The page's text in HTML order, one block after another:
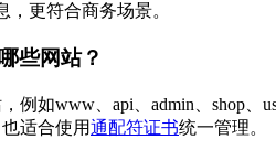
更符合商务场景。
些网站？
例如www、api、admin、shop、
适合使用通配符证书统一管理。